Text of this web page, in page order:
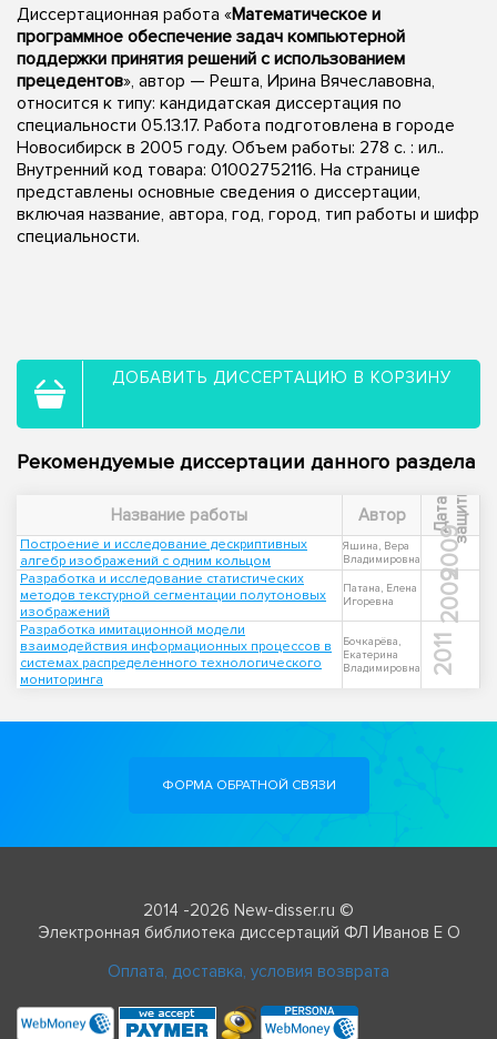
Диссертационная работа «Математическое и
программное обеспечение задач компьютерной
поддержки принятия решений с использованием
прецедентов», автор — Решта, Ирина Вячеславовна,
относится к типу: кандидатская диссертация по
специальности 05.13.17. Работа подготовлена в городе
Новосибирск в 2005 году. Объем работы: 278 с. : ил..
Внутренний код товара: 01002752116. На странице
представлены основные сведения о диссертации,
включая название, автора, год, город, тип работы и шифр
специальности.
ДОБАВИТЬ ДИССЕРТАЦИЮ В КОРЗИНУ
Рекомендуемые диссертации данного раздела
Название работы Автор Д
а
т
а
з
а
щ
и
ты
Построение и исследование дескриптивных
алгебр изображений с одним кольцом
Яшина, Вера
Владимировна
2009
Разработка и исследование статистических
методов текстурной сегментации полутоновых
изображений
Патана, Елена
Игоревна
2009
Разработка имитационной модели
взаимодействия информационных процессов в
системах распределенного технологического
мониторинга
Бочкарёва,
Екатерина
Владимировна
2011
ФОРМА ОБРАТНОЙ СВЯЗИ
2014 -2026 New-disser.ru ©
Электронная библиотека диссертаций ФЛ Иванов Е О
Оплата, доставка, условия возврата